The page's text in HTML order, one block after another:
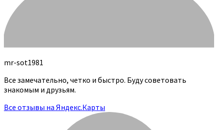
mr-sot1981
Все замечательно, четко и быстро. Буду советовать
знакомым и друзьям.
Все отзывы на Яндекс.Карты